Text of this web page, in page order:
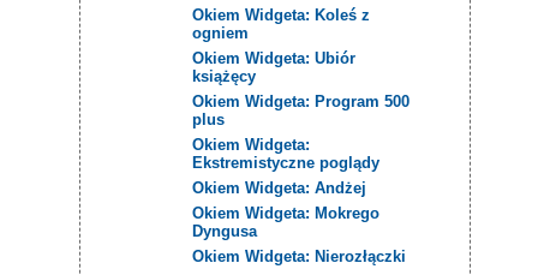
Okiem Widgeta: Koleś z
ogniem
Okiem Widgeta: Ubiór
książęcy
Okiem Widgeta: Program 500
plus
Okiem Widgeta:
Ekstremistyczne poglądy
Okiem Widgeta: Andżej
Okiem Widgeta: Mokrego
Dyngusa
Okiem Widgeta: Nierozłączki